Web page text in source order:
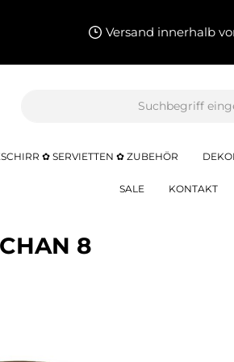
Versand innerhalb
✿ SERVIETTEN ✿ ZUBEHÖR
SALE KONTAKT
8